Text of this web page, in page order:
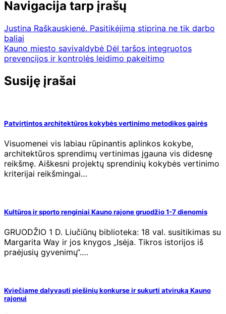
Navigacija tarp įrašų
Justina Raškauskienė. Pasitikėjimą stiprina ne tik darbo
baliai
Kauno miesto savivaldybė Dėl taršos integruotos
prevencijos ir kontrolės leidimo pakeitimo
Susiję įrašai
Patvirtintos architektūros kokybės vertinimo metodikos gairės
Visuomenei vis labiau rūpinantis aplinkos kokybe,
architektūros sprendimų vertinimas įgauna vis didesnę
reikšmę. Aiškesni projektų sprendinių kokybės vertinimo
kriterijai reikšmingai…
Kultūros ir sporto renginiai Kauno rajone gruodžio 1-7 dienomis
GRUODŽIO 1 D. Liučiūnų biblioteka: 18 val. susitikimas su
Margarita Way ir jos knygos „Isėja. Tikros istorijos iš
praėjusių gyvenimų“.…
Kviečiame dalyvauti piešinių konkurse ir sukurti atviruką Kauno
rajonui